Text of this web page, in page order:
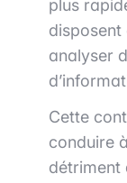
plus
disposent
analyser
Cette
conduire
détriment